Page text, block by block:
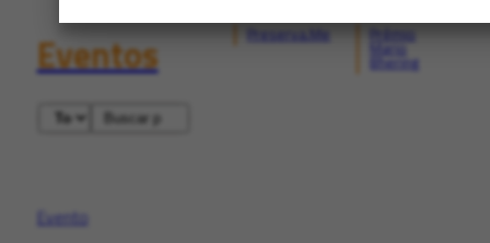
Eventos Bhering
Evento